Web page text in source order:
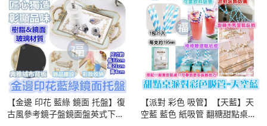
【金邊 印花 藍綠 鏡面 托盤】復
古風參考鏡子盤鏡面盤英式下午
【派對 彩色 吸管】【天藍】天
空藍 藍色 紙吸管 翻糖甜點桌婚